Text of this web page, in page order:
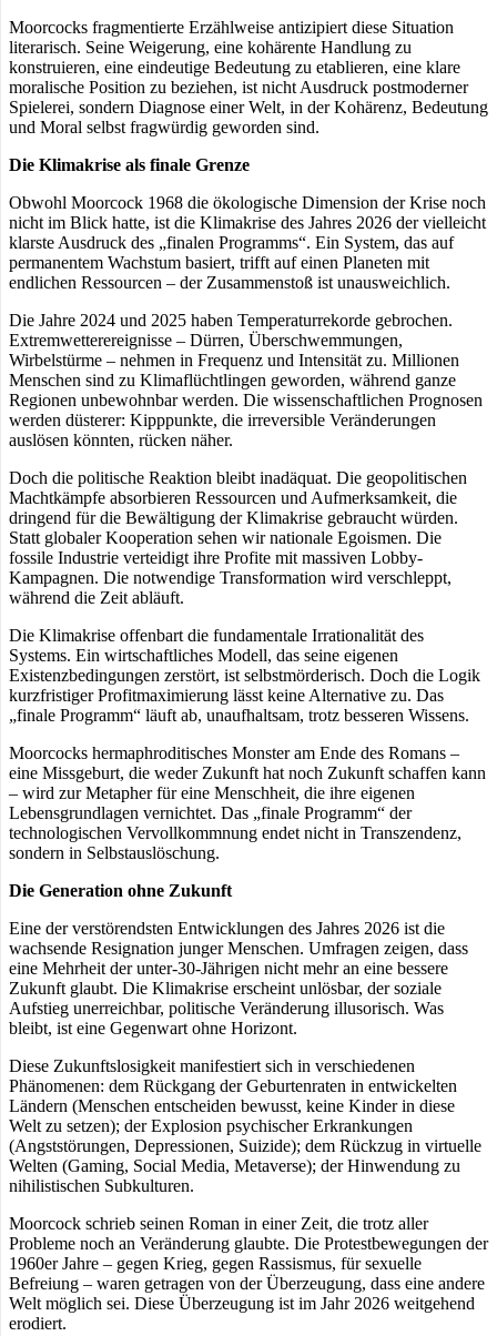
Moorcocks fragmentierte Erzählweise antizipiert diese Situation
literarisch. Seine Weigerung, eine kohärente Handlung zu
konstruieren, eine eindeutige Bedeutung zu etablieren, eine klare
moralische Position zu beziehen, ist nicht Ausdruck postmoderner
Spielerei, sondern Diagnose einer Welt, in der Kohärenz, Bedeutung
und Moral selbst fragwürdig geworden sind.
Die Klimakrise als finale Grenze
Obwohl Moorcock 1968 die ökologische Dimension der Krise noch
nicht im Blick hatte, ist die Klimakrise des Jahres 2026 der vielleicht
klarste Ausdruck des „finalen Programms“. Ein System, das auf
permanentem Wachstum basiert, trifft auf einen Planeten mit
endlichen Ressourcen – der Zusammenstoß ist unausweichlich.
Die Jahre 2024 und 2025 haben Temperaturrekorde gebrochen.
Extremwetterereignisse – Dürren, Überschwemmungen,
Wirbelstürme – nehmen in Frequenz und Intensität zu. Millionen
Menschen sind zu Klimaflüchtlingen geworden, während ganze
Regionen unbewohnbar werden. Die wissenschaftlichen Prognosen
werden düsterer: Kipppunkte, die irreversible Veränderungen
auslösen könnten, rücken näher.
Doch die politische Reaktion bleibt inadäquat. Die geopolitischen
Machtkämpfe absorbieren Ressourcen und Aufmerksamkeit, die
dringend für die Bewältigung der Klimakrise gebraucht würden.
Statt globaler Kooperation sehen wir nationale Egoismen. Die
fossile Industrie verteidigt ihre Profite mit massiven Lobby-
Kampagnen. Die notwendige Transformation wird verschleppt,
während die Zeit abläuft.
Die Klimakrise offenbart die fundamentale Irrationalität des
Systems. Ein wirtschaftliches Modell, das seine eigenen
Existenzbedingungen zerstört, ist selbstmörderisch. Doch die Logik
kurzfristiger Profitmaximierung lässt keine Alternative zu. Das
„finale Programm“ läuft ab, unaufhaltsam, trotz besseren Wissens.
Moorcocks hermaphroditisches Monster am Ende des Romans –
eine Missgeburt, die weder Zukunft hat noch Zukunft schaffen kann
– wird zur Metapher für eine Menschheit, die ihre eigenen
Lebensgrundlagen vernichtet. Das „finale Programm“ der
technologischen Vervollkommnung endet nicht in Transzendenz,
sondern in Selbstauslöschung.
Die Generation ohne Zukunft
Eine der verstörendsten Entwicklungen des Jahres 2026 ist die
wachsende Resignation junger Menschen. Umfragen zeigen, dass
eine Mehrheit der unter-30-Jährigen nicht mehr an eine bessere
Zukunft glaubt. Die Klimakrise erscheint unlösbar, der soziale
Aufstieg unerreichbar, politische Veränderung illusorisch. Was
bleibt, ist eine Gegenwart ohne Horizont.
Diese Zukunftslosigkeit manifestiert sich in verschiedenen
Phänomenen: dem Rückgang der Geburtenraten in entwickelten
Ländern (Menschen entscheiden bewusst, keine Kinder in diese
Welt zu setzen); der Explosion psychischer Erkrankungen
(Angststörungen, Depressionen, Suizide); dem Rückzug in virtuelle
Welten (Gaming, Social Media, Metaverse); der Hinwendung zu
nihilistischen Subkulturen.
Moorcock schrieb seinen Roman in einer Zeit, die trotz aller
Probleme noch an Veränderung glaubte. Die Protestbewegungen der
1960er Jahre – gegen Krieg, gegen Rassismus, für sexuelle
Befreiung – waren getragen von der Überzeugung, dass eine andere
Welt möglich sei. Diese Überzeugung ist im Jahr 2026 weitgehend
erodiert.